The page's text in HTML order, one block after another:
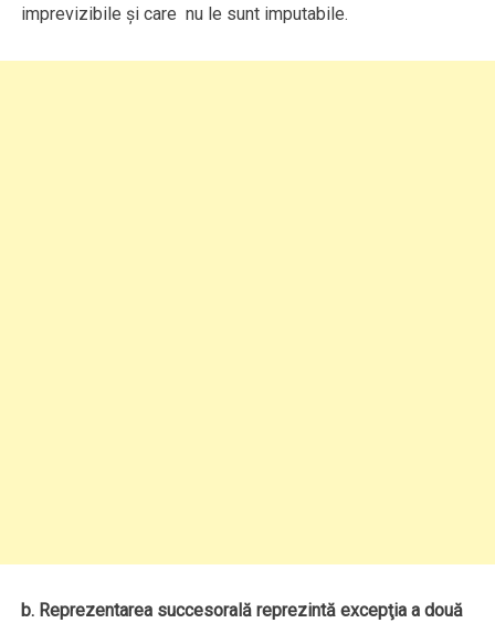
imprevizibile şi care nu le sunt imputabile.
b. Reprezentarea succesorală reprezintă excepţia a două